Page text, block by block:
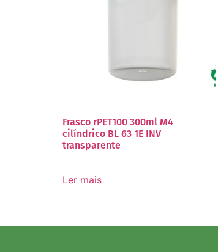
Frasco rPET100 300ml M4
cilíndrico BL 63 1E INV
transparente
Ler mais